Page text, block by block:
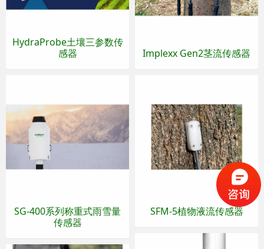
HydraProbe土壤三参数传
感器
Implexx Gen2茎流传感器
SG-400系列称重式雨雪量
传感器
SFM-5植物液流传感器